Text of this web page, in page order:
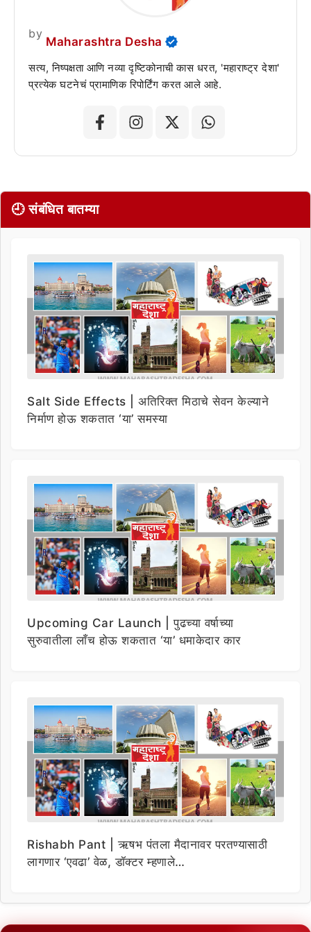
by
Maharashtra Desha
सत्य, निष्पक्षता आणि नव्या दृष्टिकोनाची कास धरत, 'महाराष्ट्र देशा'
प्रत्येक घटनेचं प्रामाणिक रिपोर्टिंग करत आले आहे.
🕘 संबंधित बातम्या
Salt Side Effects | अतिरिक्त मिठाचे सेवन केल्याने
निर्माण होऊ शकतात ‘या’ समस्या
Upcoming Car Launch | पुढच्या वर्षाच्या
सुरुवातीला लाँच होऊ शकतात ‘या’ धमाकेदार कार
Rishabh Pant | ऋषभ पंतला मैदानावर परतण्यासाठी
लागणार ‘एवढा’ वेळ, डॉक्टर म्हणाले…